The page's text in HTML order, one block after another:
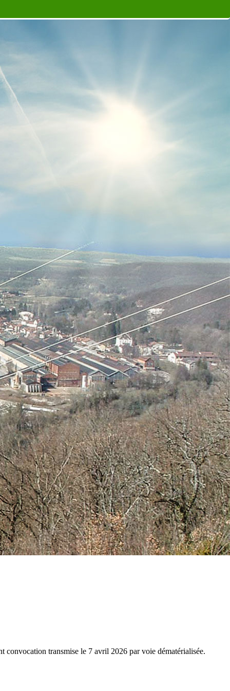
transmise le 7 avril 2026 par voie dématérialisée.